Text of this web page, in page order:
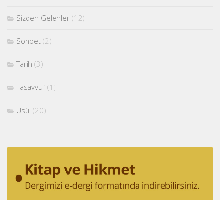
Sizden Gelenler (12)
Sohbet (2)
Tarih (3)
Tasavvuf(1)
Usûl (20)